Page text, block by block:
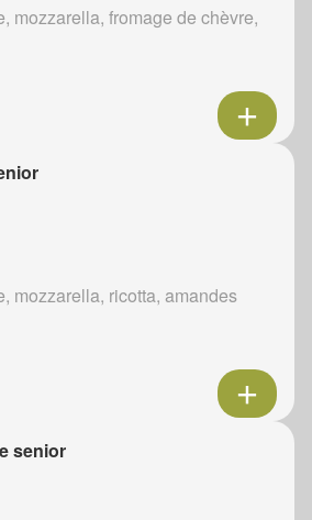
mozzarella, fromage de chèvre,
mozzarella, ricotta, amandes
senior